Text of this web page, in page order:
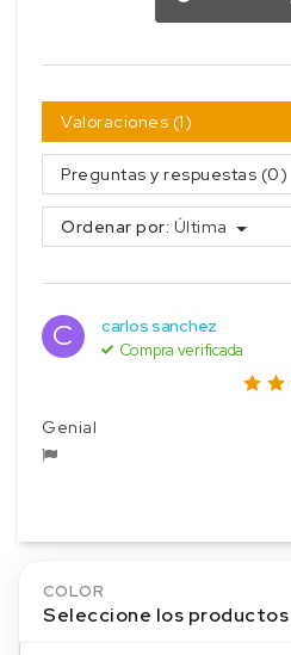
Valoraciones (1)
Preguntas y respuestas (0)
Ordenar por: Última
C carlos sanchez
Compra verificada
Genial
COLOR
Seleccione los productos